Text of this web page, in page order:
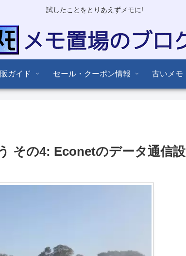
試したことをとりあえずメモに!
ガイド セール・クーポン情報 古いメモ
その4: Econetのデータ通信設